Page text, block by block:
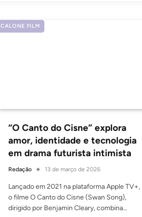
CALONE FILM
“O Canto do Cisne” explora
amor, identidade e tecnologia
em drama futurista intimista
Redação 13 de março de 2026
Lançado em 2021 na plataforma Apple TV+,
o filme O Canto do Cisne (Swan Song),
dirigido por Benjamin Cleary, combina…